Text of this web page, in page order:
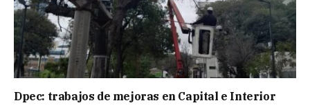
Dpec: trabajos de mejoras en Capital e Interior